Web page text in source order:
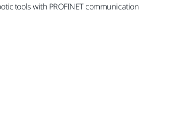
tools with PROFINET communication